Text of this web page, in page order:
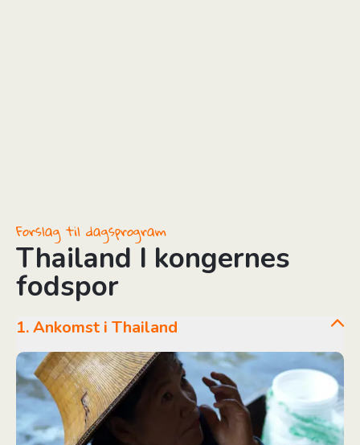
Forslag til dagsprogram
Thailand I kongernes
fodspor
1. Ankomst i Thailand